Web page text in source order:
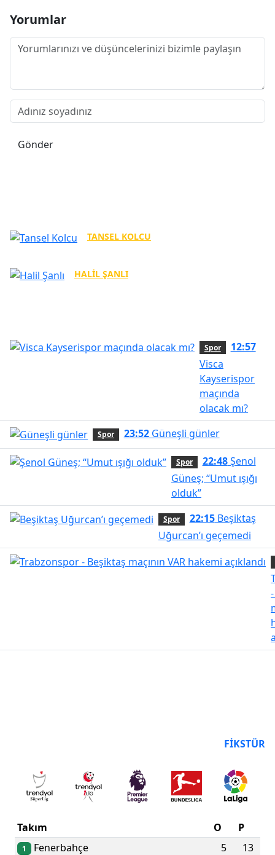
Yorumlar
Gönder
TANSEL KOLCU
HALIL ŞANLI
Spor
12:57
Visca
Kayserispor
maçında
olacak mı?
Spor 23:52Güneşli günler
Spor 22:48Şenol
Güneş; “Umut ışığı
olduk”
Spor 22:15Beşiktaş
Uğurcan’ı geçemedi
FIKSTÜR
Takım O P
1 Fenerbahçe 5 13